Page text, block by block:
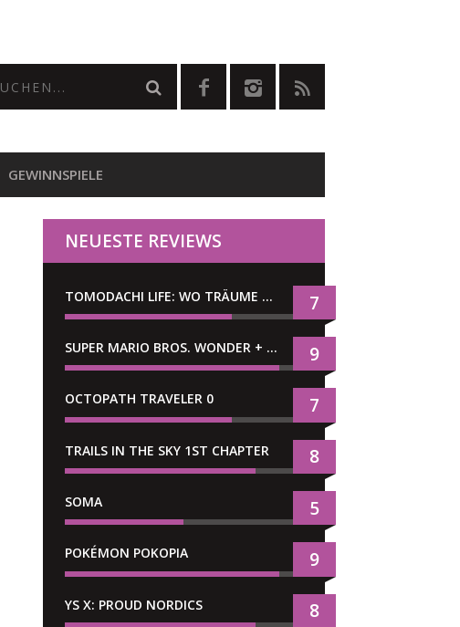
GEWINNSPIELE
NEUESTE REVIEWS
TOMODACHI LIFE: WO TRÄUME WAHR WERDEN 7
SUPER MARIO BROS. WONDER + GEMEINSAM IM BELLABEL-PARK 9
OCTOPATH TRAVELER 0 7
TRAILS IN THE SKY 1ST CHAPTER 8
SOMA 5
POKÉMON POKOPIA 9
YS X: PROUD NORDICS 8